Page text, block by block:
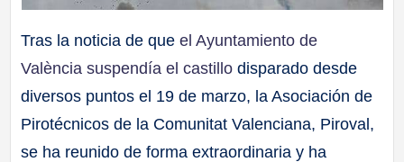
Tras la noticia de queel Ayuntamiento de
València suspendía el castillo disparado desde
diversos puntos el 19 de marzo, la Asociación de
Pirotécnicos de la Comunitat Valenciana, Piroval,
se ha reunido de forma extraordinaria y ha